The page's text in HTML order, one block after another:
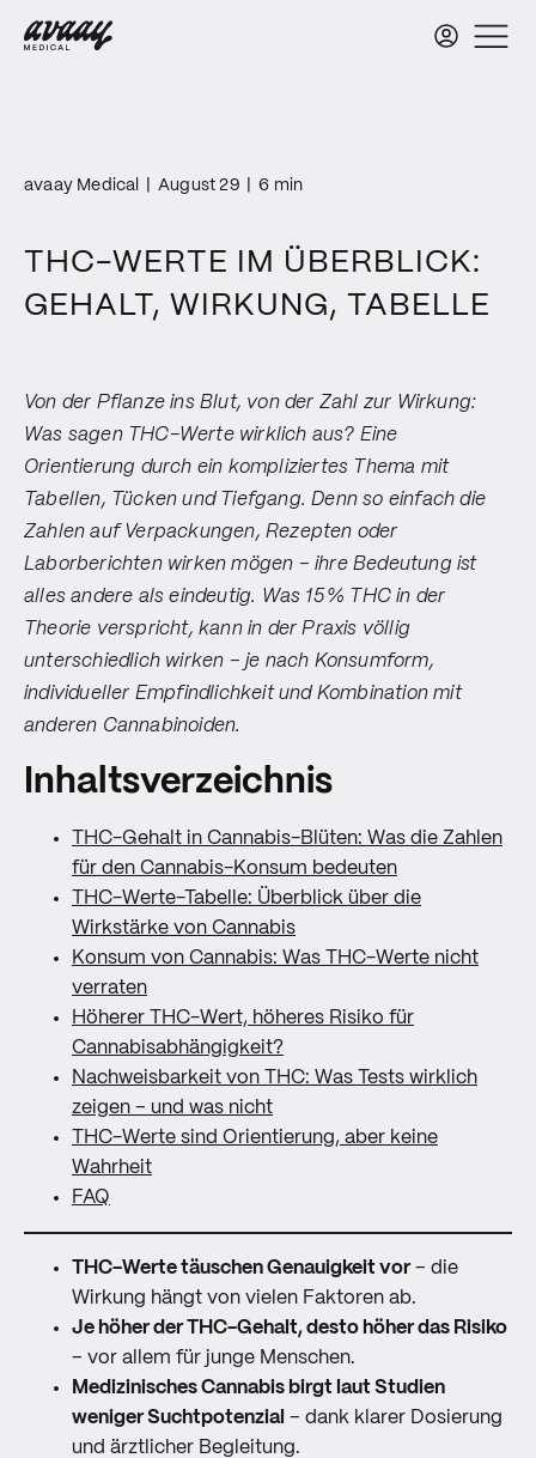
avaay Medical August 29 6 min
THC-WERTE IM ÜBERBLICK:
GEHALT, WIRKUNG, TABELLE
Von der Pflanze ins Blut, von der Zahl zur Wirkung:
Was sagen THC-Werte wirklich aus? Eine
Orientierung durch ein kompliziertes Thema mit
Tabellen, Tücken und Tiefgang. Denn so einfach die
Zahlen auf Verpackungen, Rezepten oder
Laborberichten wirken mögen – ihre Bedeutung ist
alles andere als eindeutig. Was 15 % THC in der
Theorie verspricht, kann in der Praxis völlig
unterschiedlich wirken – je nach Konsumform,
individueller Empfindlichkeit und Kombination mit
anderen Cannabinoiden.
Inhaltsverzeichnis
THC-Gehalt in Cannabis-Blüten: Was die Zahlen
für den Cannabis-Konsum bedeuten
THC-Werte-Tabelle: Überblick über die
Wirkstärke von Cannabis
Konsum von Cannabis: Was THC-Werte nicht
verraten
Höherer THC-Wert, höheres Risiko für
Cannabisabhängigkeit?
Nachweisbarkeit von THC: Was Tests wirklich
zeigen – und was nicht
THC-Werte sind Orientierung, aber keine
Wahrheit
FAQ
THC-Werte täuschen Genauigkeit vor– die
Wirkung hängt von vielen Faktoren ab.
Je höher der THC-Gehalt, desto höher das Risiko
– vor allem für junge Menschen.
Medizinisches Cannabis birgt laut Studien
weniger Suchtpotenzial – dank klarer Dosierung
und ärztlicher Begleitung.